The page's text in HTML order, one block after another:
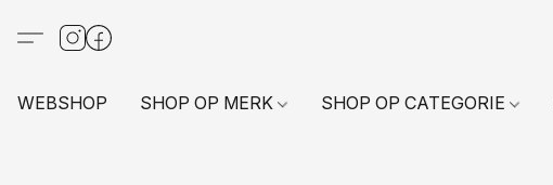
WEBSHOP SHOP OP MERK SHOP OP CATEGORIE